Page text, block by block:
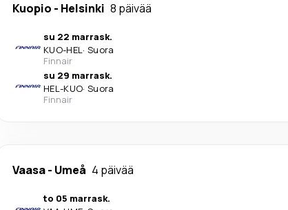
Kuopio - Helsinki 8 päivää
su 22 marrask.
KUO-HEL· Suora
Finnair
su 29 marrask.
HEL-KUO· Suora
Finnair
Vaasa- Umeå 4 päivää
to 05 marrask.